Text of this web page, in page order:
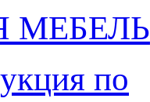
МЕБЕЛЬ
по